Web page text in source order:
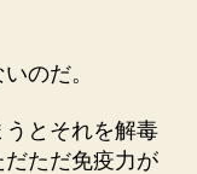
のだ。
とそれを解毒
ただ免疫力が